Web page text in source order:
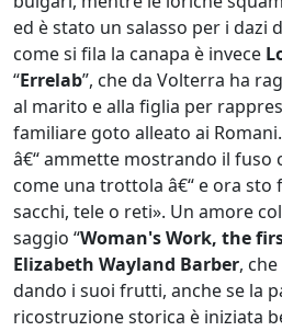
ed è stato un salasso per i dazi
come si fila la canapa è invece
“Errelab”, che da Volterra ha
al marito e alla figlia per
familiare goto alleato ai
â€“ ammette mostrando il fuso
come una trottola â€“ e ora sto
sacchi, tele o reti». Un amore
saggio “Woman's Work, the
Elizabeth Wayland Barber,
dando i suoi frutti, anche se la
ricostruzione storica è iniziata